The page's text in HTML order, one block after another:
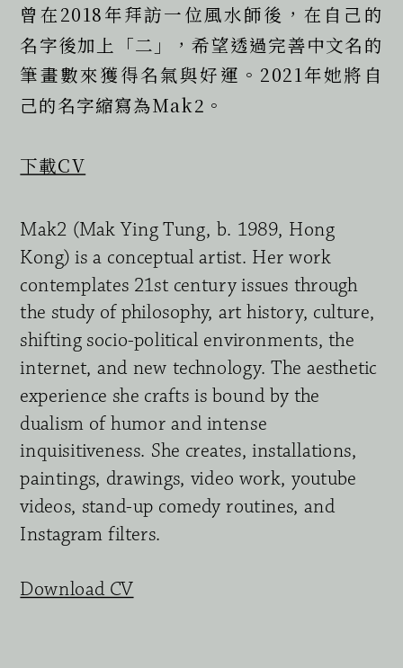
曾在2018年拜訪一位風水師後，在自己的
名字後加上「二」，希望透過完善中文名的
筆畫數來獲得名氣與好運。2021年她將自
己的名字縮寫為Mak2。
下載CV
Mak2 (Mak Ying Tung, b. 1989, Hong
Kong) is a conceptual artist. Her work
contemplates 21st century issues through
the study of philosophy, art history, culture,
shifting socio-political environments, the
internet, and new technology. The aesthetic
experience she crafts is bound by the
dualism of humor and intense
inquisitiveness. She creates, installations,
paintings, drawings, video work, youtube
videos, stand-up comedy routines, and
Instagram filters.
Download CV